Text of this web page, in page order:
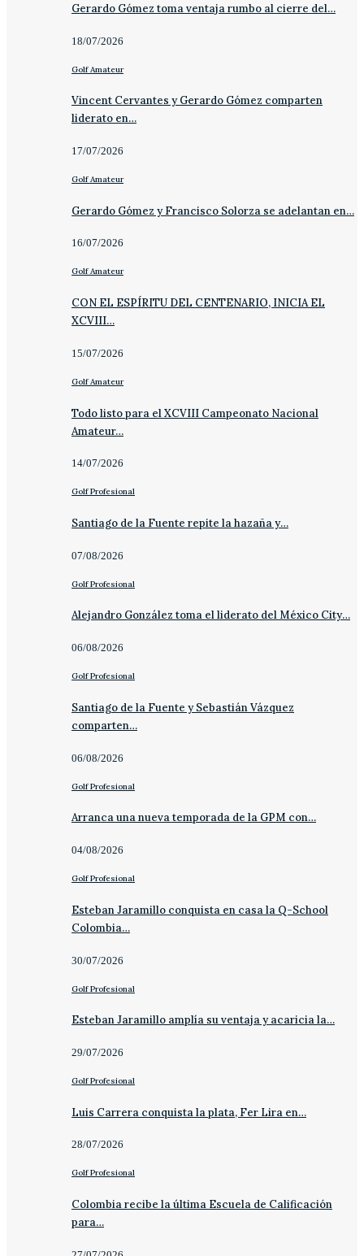
Gerardo Gómez toma ventaja rumbo al cierre del…
18/07/2026
Golf Amateur
Vincent Cervantes y Gerardo Gómez comparten
liderato en…
17/07/2026
Golf Amateur
Gerardo Gómez y Francisco Solorza se adelantan en…
16/07/2026
Golf Amateur
CON EL ESPÍRITU DEL CENTENARIO, INICIA EL
XCVIII…
15/07/2026
Golf Amateur
Todo listo para el XCVIII Campeonato Nacional
Amateur…
14/07/2026
Golf Profesional
Santiago de la Fuente repite la hazaña y…
07/08/2026
Golf Profesional
Alejandro González toma el liderato del México City…
06/08/2026
Golf Profesional
Santiago de la Fuente y Sebastián Vázquez
comparten…
06/08/2026
Golf Profesional
Arranca una nueva temporada de la GPM con…
04/08/2026
Golf Profesional
Esteban Jaramillo conquista en casa la Q-School
Colombia…
30/07/2026
Golf Profesional
Esteban Jaramillo amplía su ventaja y acaricia la…
29/07/2026
Golf Profesional
Luis Carrera conquista la plata, Fer Lira en…
28/07/2026
Golf Profesional
Colombia recibe la última Escuela de Calificación
para…